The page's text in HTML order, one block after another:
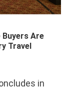
Buyers Are
Travel
in